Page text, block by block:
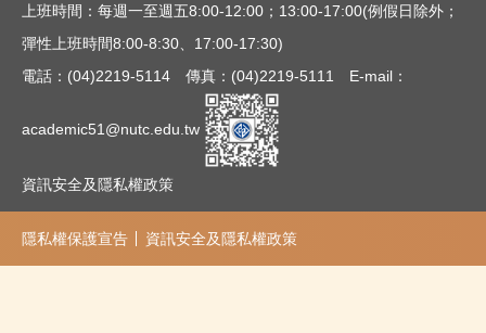
網路作業系統
表件下載
上班時間：每週一至週五8:00-12:00；13:00-17:00(例假日除外；
彈性上班時間8:00-8:30、17:00-17:30)
電話：(04)2219-5114 傳真：(04)2219-5111 E-mail：
academic51@nutc.edu.tw
資訊安全及隱私權政策
隱私權保護宣告 資訊安全及隱私權政策